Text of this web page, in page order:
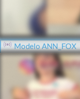
Modelo ANN_FOX